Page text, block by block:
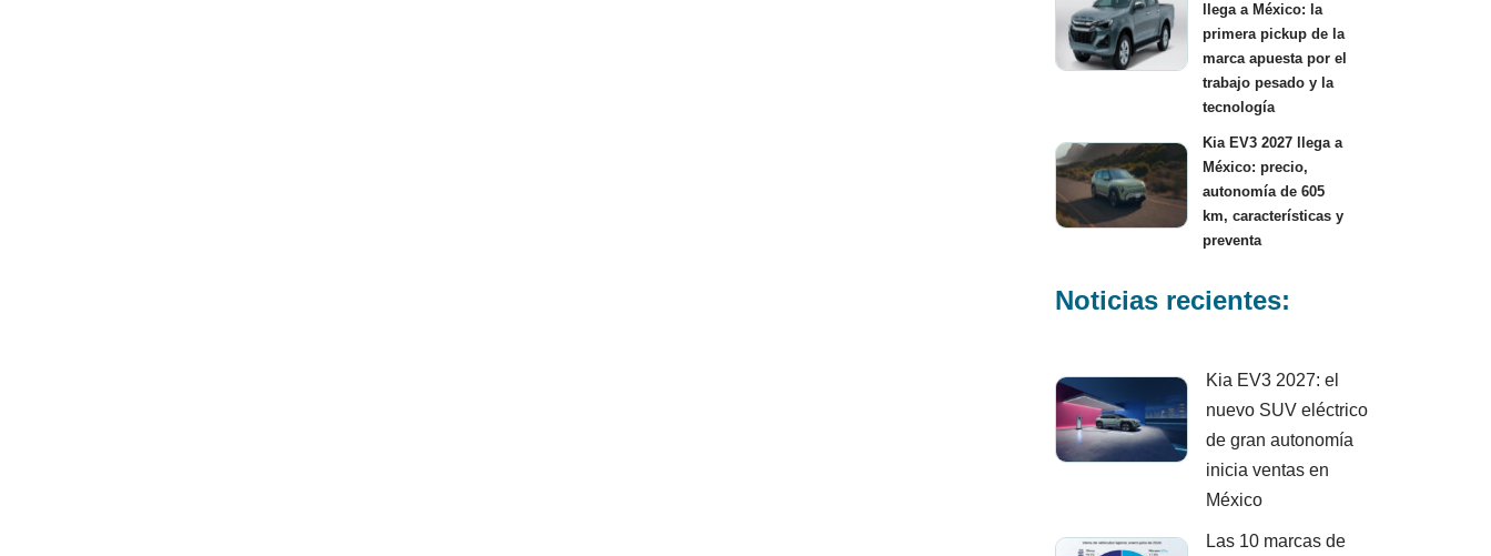
llega a México: la
primera pickup de la
marca apuesta por el
trabajo pesado y la
tecnología
Kia EV3 2027 llega a
México: precio,
autonomía de 605
km, características y
preventa
Noticias recientes:
Kia EV3 2027: el
nuevo SUV eléctrico
de gran autonomía
inicia ventas en
México
Las 10 marcas de